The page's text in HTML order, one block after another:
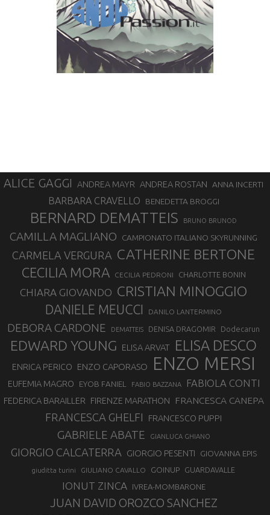
ALICE GAGGI ANDREA MAYR ANDREA ROSTAN ANNA INCERTI
BARBARA CRAVELLO BENEDETTA BROGGI
BERNARD DEMATTEIS BRUNO BRUNOD
CAMILLA MAGLIANO CAMPIONATO ITALIANO SKYRUNNING
CARMELA VERGURA CATHERINE BERTONE
CECILIA MORA CECILIA PEDRONI CHARLOTTE BONIN
CHIARA GIOVANDO CRISTIAN MINOGGIO
DANIELE MEUCCI DANILO LANTERMINO
DEBORA CARDONE DEMATTEIS DENISA DRAGOMIR Dodecarun
EDWARD YOUNG ELISA ARVAT ELISA DESCO
ENRICA PERICO ENZO CAPORASO ENZO MERSI
EUFEMIA MAGRO EYOB FANIEL FABIO BAZZANA FABIOLA CONTI
FEDERICA BARAILLER FIRENZE MARATHON FRANCESCA CANEPA
FRANCESCA GHELFI FRANCESCO PUPPI
GABRIELE ABATE GIANLUCA GHIANO
GIORGIO CALCATERRA GIORGIO PESENTI GIOVANNA EPIS
giuditta turini GIULIANO CAVALLO GOINUP GUARDAVALLE
IONUT ZINCA IVREA-MOMBARONE
JUAN DAVID OROZCO SANCHEZ